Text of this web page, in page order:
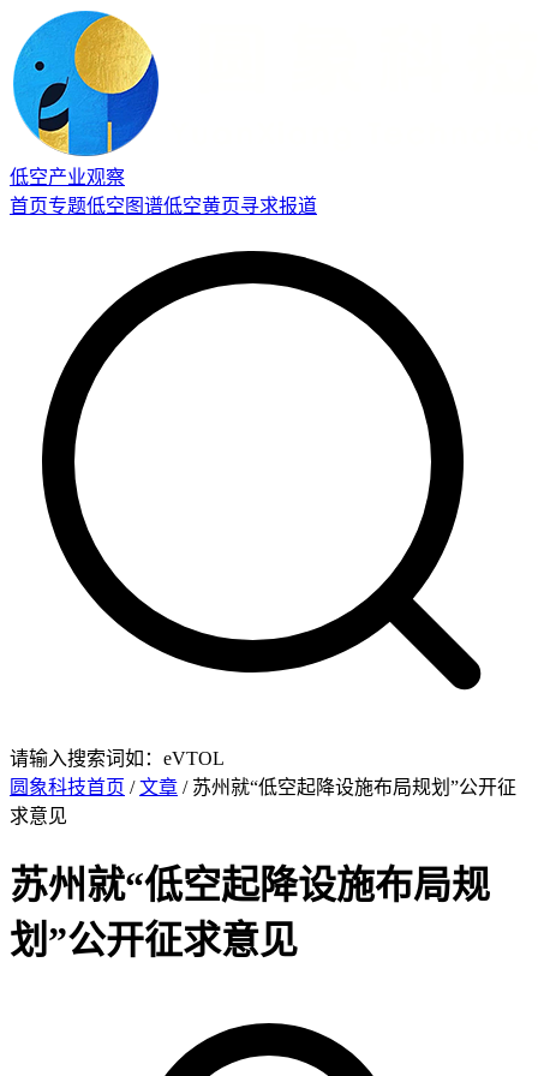
低空产业观察
首页专题低空图谱低空黄页寻求报道
请输入搜索词如：eVTOL
圆象科技首页 /文章 / 苏州就“低空起降设施布局规划”公开征
求意见
苏州就“低空起降设施布局规
划”公开征求意见